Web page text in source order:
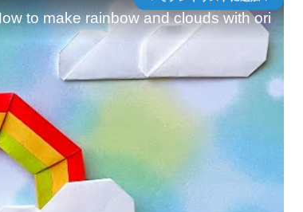
to make rainbow and clouds with